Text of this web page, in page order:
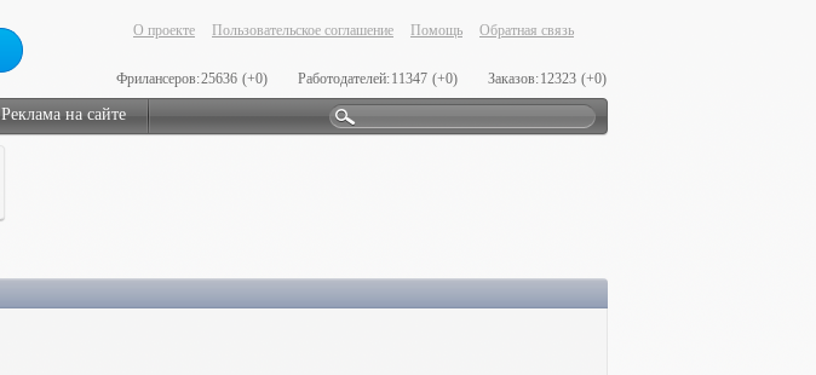
О проекте Пользовательское соглашение Помощь Обратная связь
Фрилансеров:25636 (+0) Работодателей:11347 (+0) Заказов:12323 (+0)
Реклама на сайте